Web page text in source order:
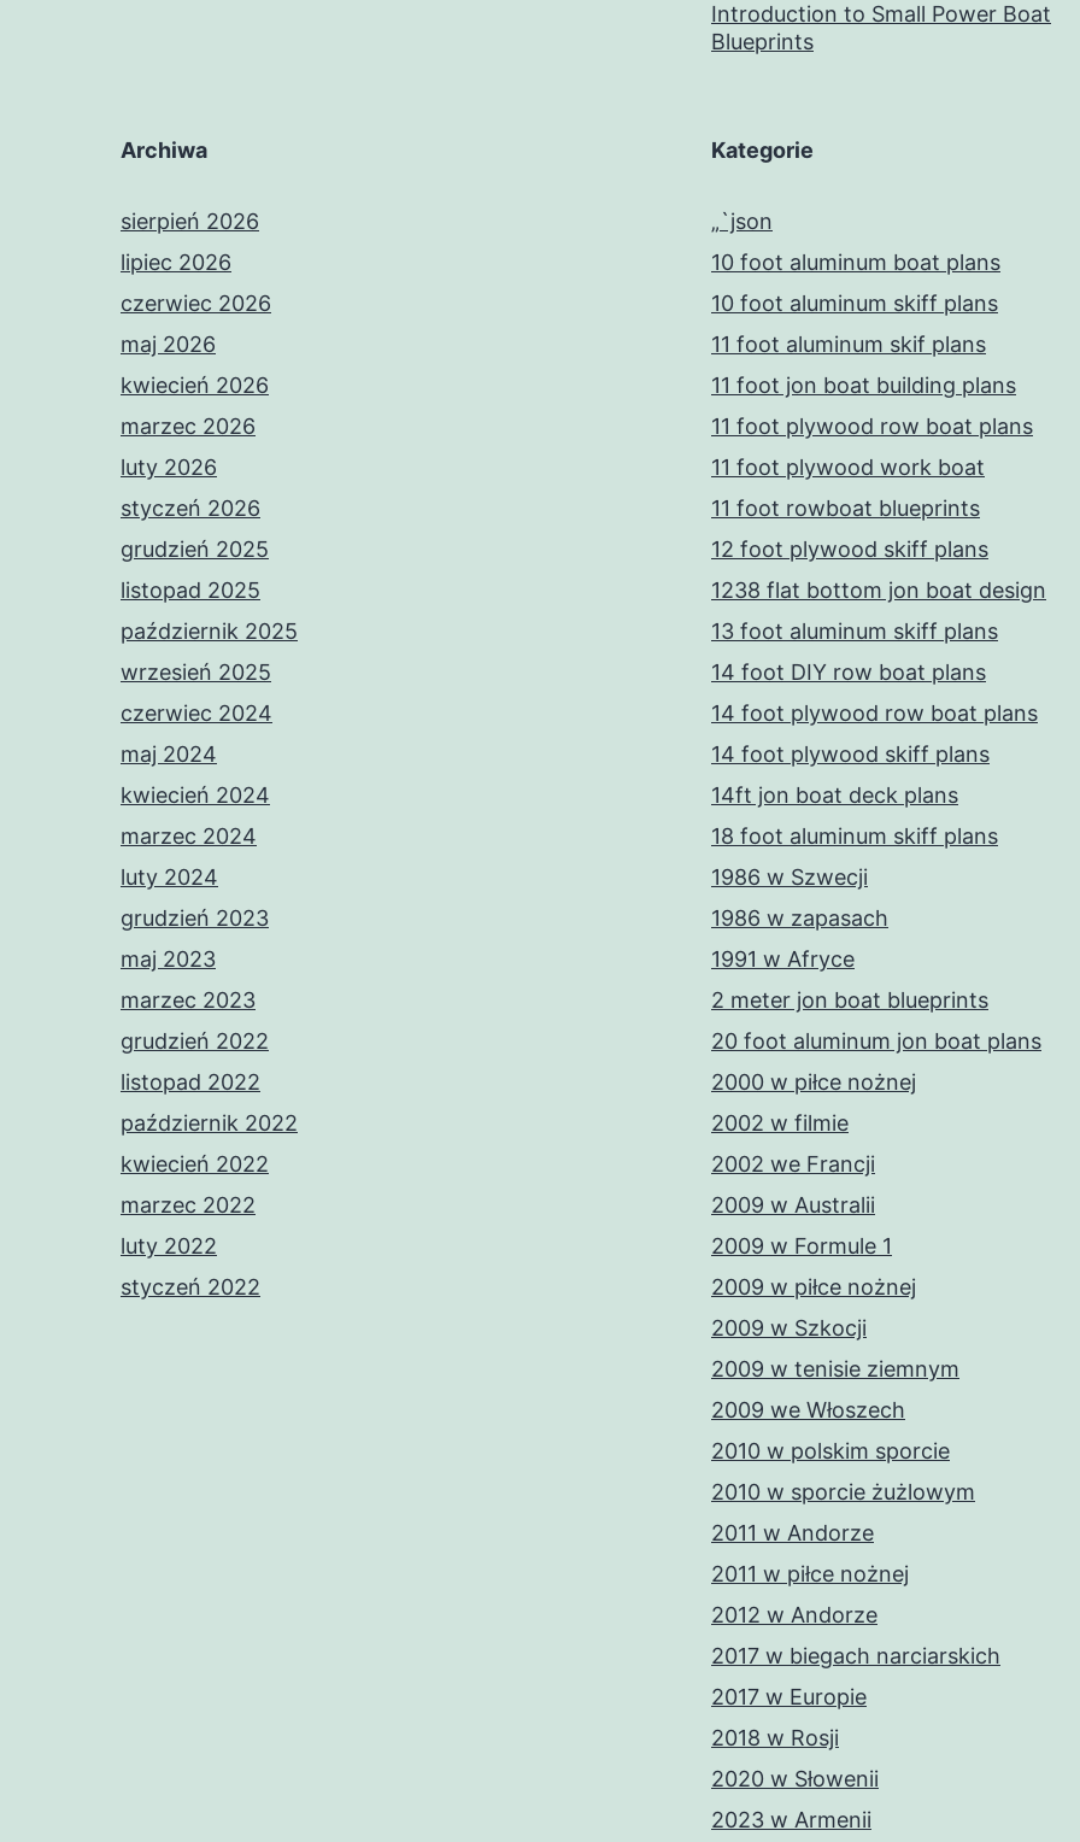
Introduction to Small Power Boat
Blueprints
Archiwa
sierpień 2026
lipiec 2026
czerwiec 2026
maj 2026
kwiecień 2026
marzec 2026
luty 2026
styczeń 2026
grudzień 2025
listopad 2025
październik 2025
wrzesień 2025
czerwiec 2024
maj 2024
kwiecień 2024
marzec 2024
luty 2024
grudzień 2023
maj 2023
marzec 2023
grudzień 2022
listopad 2022
październik 2022
kwiecień 2022
marzec 2022
luty 2022
styczeń 2022
Kategorie
„`json
10 foot aluminum boat plans
10 foot aluminum skiff plans
11 foot aluminum skif plans
11 foot jon boat building plans
11 foot plywood row boat plans
11 foot plywood work boat
11 foot rowboat blueprints
12 foot plywood skiff plans
1238 flat bottom jon boat design
13 foot aluminum skiff plans
14 foot DIY row boat plans
14 foot plywood row boat plans
14 foot plywood skiff plans
14ft jon boat deck plans
18 foot aluminum skiff plans
1986 w Szwecji
1986 w zapasach
1991 w Afryce
2 meter jon boat blueprints
20 foot aluminum jon boat plans
2000 w piłce nożnej
2002 w filmie
2002 we Francji
2009 w Australii
2009 w Formule 1
2009 w piłce nożnej
2009 w Szkocji
2009 w tenisie ziemnym
2009 we Włoszech
2010 w polskim sporcie
2010 w sporcie żużlowym
2011 w Andorze
2011 w piłce nożnej
2012 w Andorze
2017 w biegach narciarskich
2017 w Europie
2018 w Rosji
2020 w Słowenii
2023 w Armenii